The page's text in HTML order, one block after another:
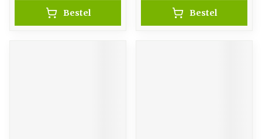
Bestel Bestel